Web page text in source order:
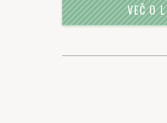
VEČ O